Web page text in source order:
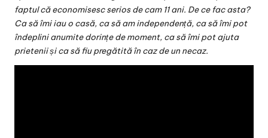
o
v
a
faptul că economisesc serios de cam 11 ani. De ce fac asta?
Ca să îmi iau o casă, ca să am independență, ca să îmi pot
îndeplini anumite dorințe de moment, ca să îmi pot ajuta
prietenii și ca să fiu pregătită în caz de un necaz.